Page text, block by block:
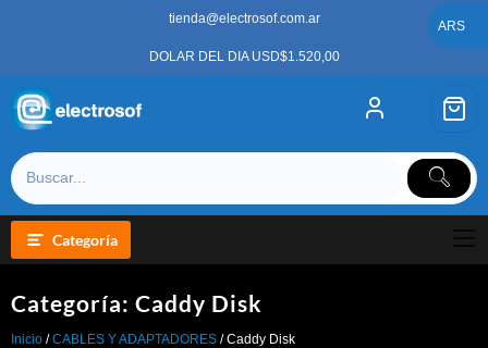
tienda@electrosof.com.ar
DOLAR DEL DIA USD$1.520,00
Categoría
Categoría: Caddy Disk
Inicio /CABLES Y ADAPTADORES / Caddy Disk
ARS